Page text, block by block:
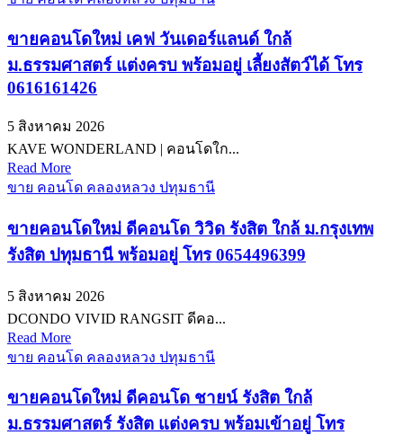
ขายคอนโดใหม่ เคฟ วันเดอร์แลนด์ ใกล้
ม.ธรรมศาสตร์ แต่งครบ พร้อมอยู่ เลี้ยงสัตว์ได้ โทร
0616161426
5 สิงหาคม 2026
KAVE WONDERLAND | คอนโดใก...
Read More
ขาย คอนโด คลองหลวง ปทุมธานี
ขายคอนโดใหม่ ดีคอนโด วิวิด รังสิต ใกล้ ม.กรุงเทพ
รังสิต ปทุมธานี พร้อมอยู่ โทร 0654496399
5 สิงหาคม 2026
DCONDO VIVID RANGSIT ดีคอ...
Read More
ขาย คอนโด คลองหลวง ปทุมธานี
ขายคอนโดใหม่ ดีคอนโด ชายน์ รังสิต ใกล้
ม.ธรรมศาสตร์ รังสิต แต่งครบ พร้อมเข้าอยู่ โทร